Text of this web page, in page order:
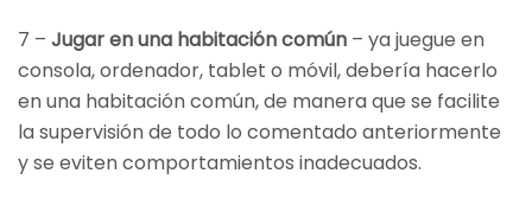
7 – Jugar en una habitación común – ya juegue en
consola, ordenador, tablet o móvil, debería hacerlo
en una habitación común, de manera que se facilite
la supervisión de todo lo comentado anteriormente
y se eviten comportamientos inadecuados.